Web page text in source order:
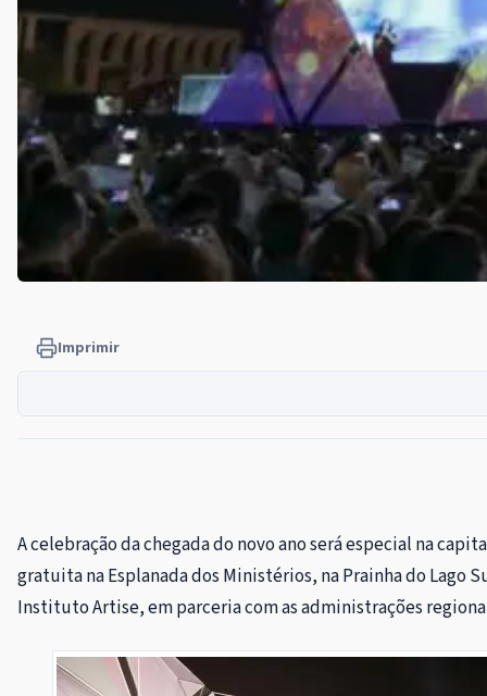
Imprimir
A celebração da chegada do novo ano será especial na
gratuita na Esplanada dos Ministérios, na Prainha do Lago
Instituto Artise, em parceria com as administrações